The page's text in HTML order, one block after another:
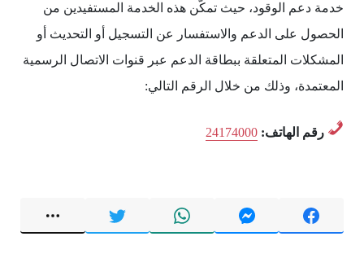
خدمة دعم الوقود، حيث تمكّن هذه الخدمة المستفيدين من
الحصول على الدعم والاستفسار عن التسجيل أو التحديث أو
المشكلات المتعلقة ببطاقة الدعم عبر قنوات الاتصال الرسمية
المعتمدة، وذلك من خلال الرقم التالي:
رقم الهاتف: 24174000